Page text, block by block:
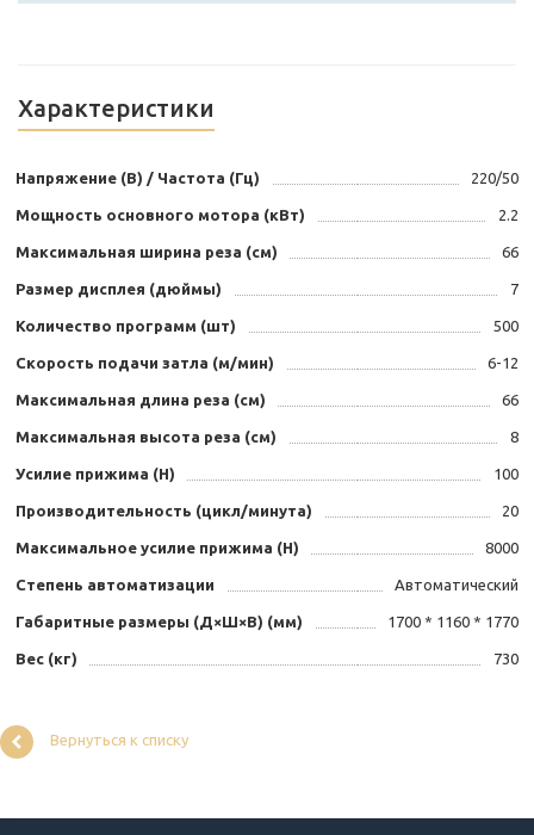
Характеристики
Напряжение (В) / Частота (Гц) 220/50
Мощность основного мотора (кВт) 2.2
Максимальная ширина реза (см) 66
Размер дисплея (дюймы) 7
Количество программ (шт) 500
Скорость подачи затла (м/мин) 6-12
Максимальная длина реза (см) 66
Максимальная высота реза (см) 8
Усилие прижима (Н) 100
Производительность (цикл/минута) 20
Максимальное усилие прижима (Н) 8000
Степень автоматизации Автоматический
Габаритные размеры (Д×Ш×В) (мм) 1700 * 1160 * 1770
Вес (кг) 730
Вернуться к списку